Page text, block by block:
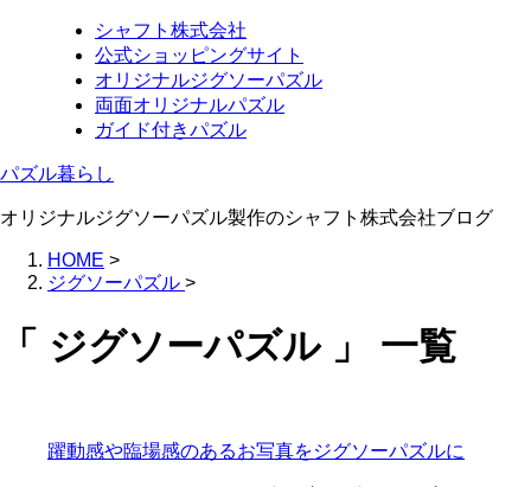
シャフト株式会社
公式ショッピングサイト
オリジナルジグソーパズル
両面オリジナルパズル
ガイド付きパズル
パズル暮らし
オリジナルジグソーパズル製作のシャフト株式会社ブログ
HOME >
ジグソーパズル >
「 ジグソーパズル 」 一覧
躍動感や臨場感のあるお写真をジグソーパズルに